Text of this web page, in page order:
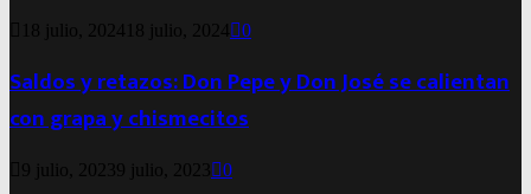
18 julio, 2024 18 julio, 2024 0
Saldos y retazos: Don Pepe y Don José se calientan
con grapa y chismecitos
9 julio, 20239 julio, 2023 0